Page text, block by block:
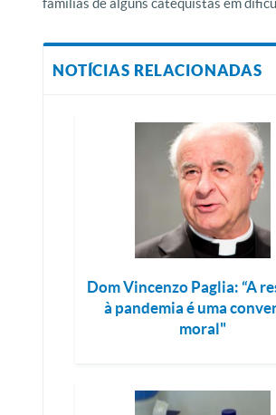
famílias de alguns catequistas em
NOTÍCIAS RELACIONADAS
Dom Vincenzo Paglia: “A
à pandemia é uma
moral"